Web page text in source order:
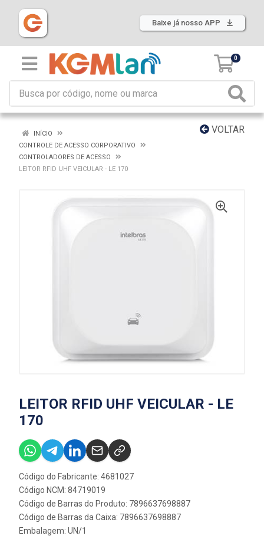
Baixe já nosso APP
0
VOLTAR
INÍCIO
CONTROLE DE ACESSO CORPORATIVO
CONTROLADORES DE ACESSO
LEITOR RFID UHF VEICULAR - LE 170
LEITOR RFID UHF VEICULAR - LE
170
Código do Fabricante: 4681027
Código NCM: 84719019
Código de Barras do Produto: 7896637698887
Código de Barras da Caixa: 7896637698887
Embalagem: UN/1